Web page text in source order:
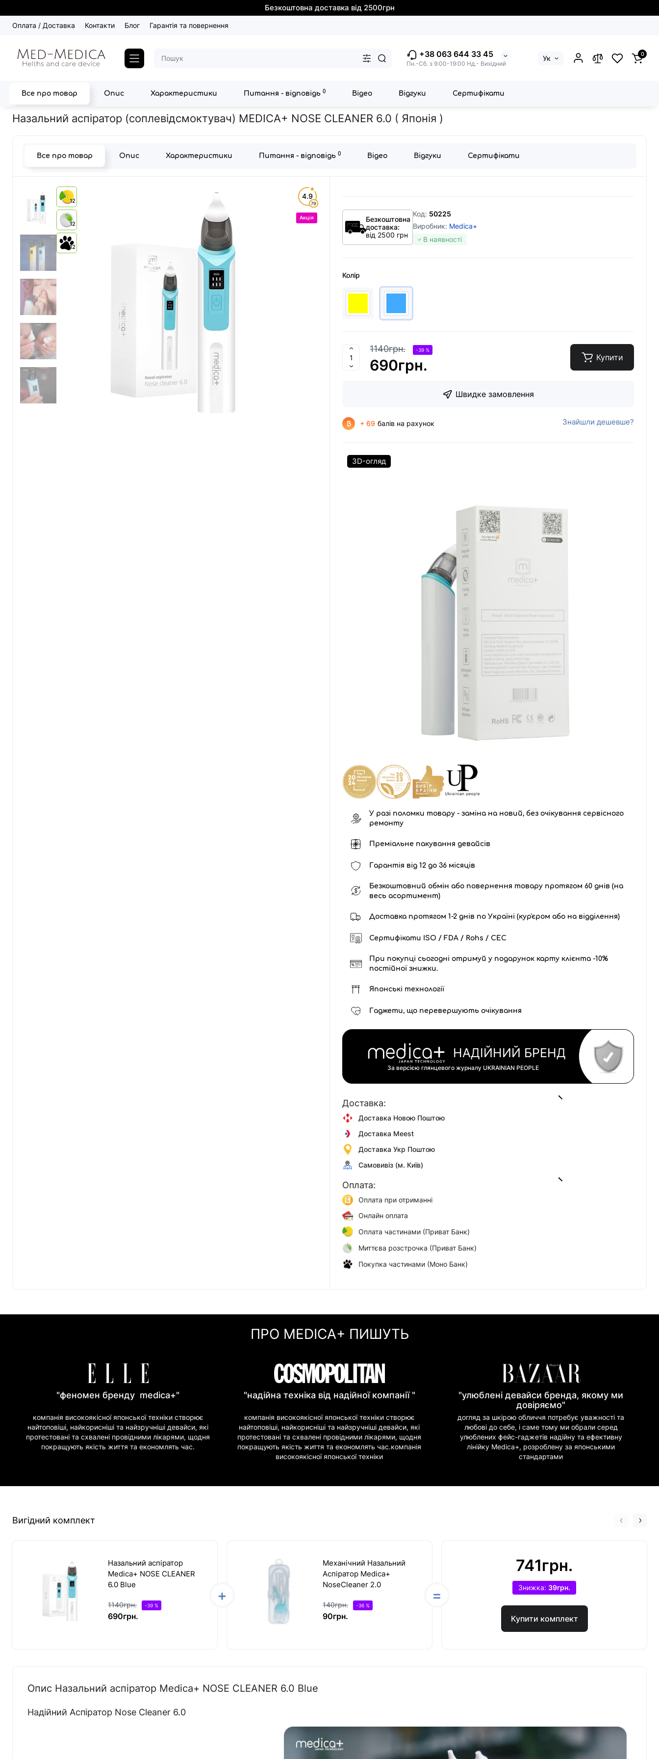
Безкоштовна доставка від 2500грн
Оплата / Доставка Контакти Блог Гарантія та повернення
+38 063 644 33 45
Пн.-Сб. з 9:00-19:00 Нд.- Вихідний
Ук 0
Все про товар Опис Характеристики Питання - відповідь 0 Відео Відгуки Сертифікати
Головна Догляд за дітьми Дитячі аспіратори Назальний аспіратор Medica+ NOSE CLEANER 6.0 Blue
Назальний аспіратор (соплевідсмоктувач) MEDICA+ NOSE CLEANER 6.0 ( Японія )
Все про товар Опис Характеристики Питання - відповідь 0 Відео Відгуки Сертифікати
12
12
12
4.9
79
Акція
Безкоштовна
доставка:
від 2500 грн
Код: 50225
Виробник: Medica+
В наявності
Колір
1140грн. -39 %
690грн. Купити
Швидке замовлення
+ 69 балів на рахунок Знайшли дешевше?
3D-огляд
У разі поломки товару - заміна на новий, без очікування сервісного
ремонту
Преміальне пакування девайсів
Гарантія від 12 до 36 місяців
Безкоштовний обмін або повернення товару протягом 60 днів (на
весь асортимент)
Доставка протягом 1-2 днів по Україні (кур'єром або на відділення)
Сертифікати ISO / FDA / Rohs / CEC
При покупці сьогодні отримуй у подарунок карту клієнта -10%
постійної знижки.
Японські технології
Гаджети, що перевершують очікування
НАДІЙНИЙ БРЕНД
За версією глянцевого журналу UKRAINIAN PEOPLE
Доставка:
Доставка Новою Поштою
Доставка Meest
Доставка Укр Поштою
Самовивіз (м. Київ)
Оплата:
Оплата при отриманні
Онлайн оплата
Оплата частинами (Приват Банк)
Миттєва розстрочка (Приват Банк)
Покупка частинами (Моно Банк)
ПРО MEDICA+ ПИШУТЬ
"феномен бренду medica+"
компанія високоякісної японської техніки створює
найтоповіші, найкорисніші та найзручніші девайси, які
протестовані та схвалені провідними лікарями, щодня
покращують якість життя та економлять час.
"надійна техніка від надійної компанії "
компанія високоякісної японської техніки створює
найтоповіші, найкорисніші та найзручніші девайси, які
протестовані та схвалені провідними лікарями, щодня
покращують якість життя та економлять час.компанія
високоякісної японської техніки
"улюблені девайси бренда, якому ми
довіряємо"
догляд за шкірою обличчя потребує уважності та
любові до себе, і саме тому ми обрали серед
улюблених фейс-гаджетів надійну та ефективну
лінійку Medica+, розроблену за японськими
стандартами
Вигідний комплект
Назальний аспіратор
Medica+ NOSE CLEANER
6.0 Blue
1140грн. -39 %
690грн.
Механічний Назальний
Аспіратор Medica+
NoseCleaner 2.0
140грн. -36 %
90грн.
741грн.
Знижка: 39грн.
Купити комплект
Опис Назальний аспіратор Medica+ NOSE CLEANER 6.0 Blue
Надійний Аспіратор Nose Cleaner 6.0